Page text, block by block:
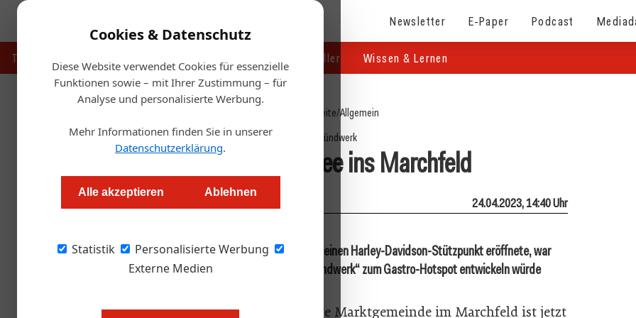
Cookies & Datenschutz
Diese Website verwendet Cookies für essenzielle
Funktionen sowie – mit Ihrer Zustimmung – für
Analyse und personalisierte Werbung.
Mehr Informationen finden Sie in unserer
Datenschutzerklärung.
Alle akzeptieren Ablehnen
Statistik
Personalisierte Werbung
Externe Medien
Newsletter E-Paper Podcast
Touristik Handel & Hersteller Wissen & Lernen
Startseite/Allgemein
Zündwerk
Von Milwaukee ins Marchfeld
Markus Höller 24.04.2023, 14:40 Uhr
Als Erich Windisch vor zehn Jahren in Strasshof einen Harley-Davidson-Stützpunkt eröffnete, war
noch nicht abzusehen, wie sich das Projekt „Zündwerk“ zum Gastro-Hotspot entwickeln würde
Gut, die rund sieben Kilometer lange Marktgemeinde im March­feld ist jetzt